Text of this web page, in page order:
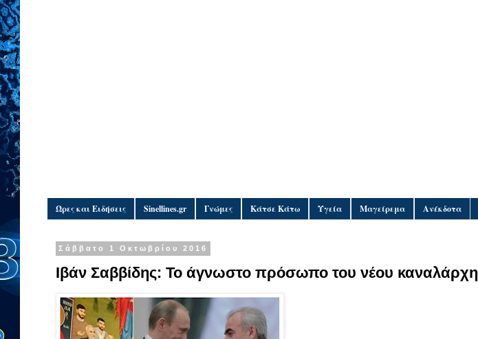
Ώρες και Ειδήσεις Sinellines.gr Γνώμες Κάτσε Κάτω Υγεία Μαγείρεμα Ανέκδοτα
Σάββατο 1 Οκτωβρίου 2016
Ιβάν Σαββίδης: Το άγνωστο πρόσωπο του νέου καναλάρχη